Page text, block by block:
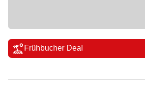
Frühbucher Deal